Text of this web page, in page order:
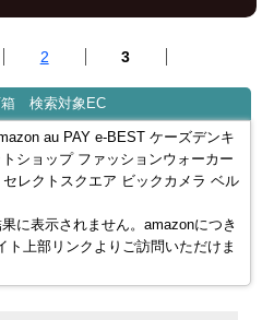
2 3
箱 検索対象EC
au PAY e-BEST ケーズデンキ
ショップ ファッションウォーカー
レクトスクエア ビックカメラ ベル
に表示されません。amazonにつき
ト上部リンクよりご訪問いただけま